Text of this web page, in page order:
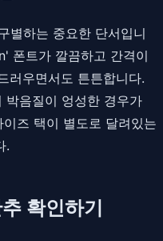
별하는 중요한 단서입니
폰트가 깔끔하고 간격이
러우면서도 튼튼합니다.
박음질이 엉성한 경우가
즈 택이 별도로 달려있는
.
확인하기